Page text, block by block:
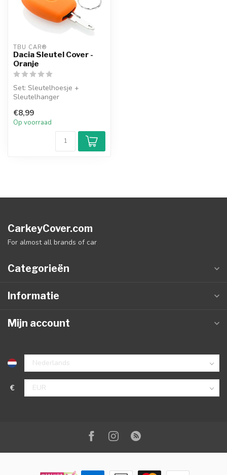
TBU CAR®
Dacia Sleutel Cover -
Oranje
Set: Sleutelhoesje +
Sleutelhanger
€8,99
Op voorraad
CarkeyCover.com
For almost all brands of car
Categorieën
Informatie
Mijn account
€